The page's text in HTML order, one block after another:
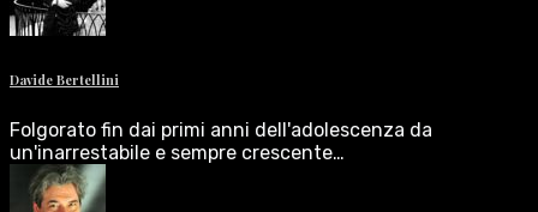
Davide Bertellini
Folgorato fin dai primi anni dell'adolescenza da
un'inarrestabile e sempre crescente…